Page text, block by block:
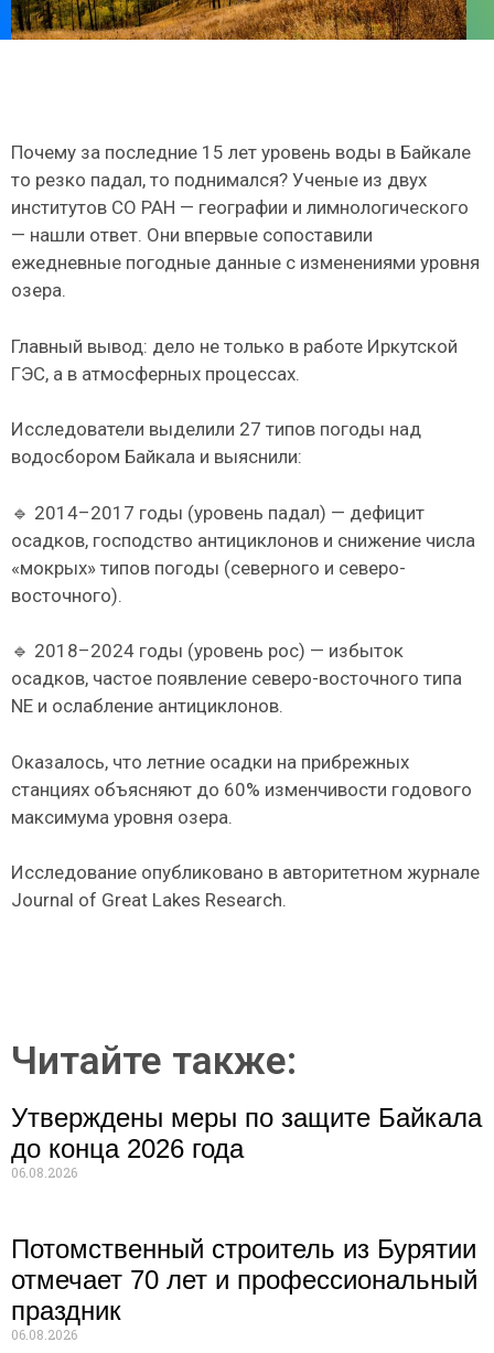
Почему за последние 15 лет уровень воды в Байкале
то резко падал, то поднимался? Ученые из двух
институтов СО РАН — географии и лимнологического
— нашли ответ. Они впервые сопоставили
ежедневные погодные данные с изменениями уровня
озера.
Главный вывод: дело не только в работе Иркутской
ГЭС, а в атмосферных процессах.
Исследователи выделили 27 типов погоды над
водосбором Байкала и выяснили:
🔹 2014–2017 годы (уровень падал) — дефицит
осадков, господство антициклонов и снижение числа
«мокрых» типов погоды (северного и северо-
восточного).
🔹 2018–2024 годы (уровень рос) — избыток
осадков, частое появление северо-восточного типа
NE и ослабление антициклонов.
Оказалось, что летние осадки на прибрежных
станциях объясняют до 60% изменчивости годового
максимума уровня озера.
Исследование опубликовано в авторитетном журнале
Journal of Great Lakes Research.
Читайте также:
Утверждены меры по защите Байкала
до конца 2026 года
06.08.2026
Потомственный строитель из Бурятии
отмечает 70 лет и профессиональный
праздник
06.08.2026